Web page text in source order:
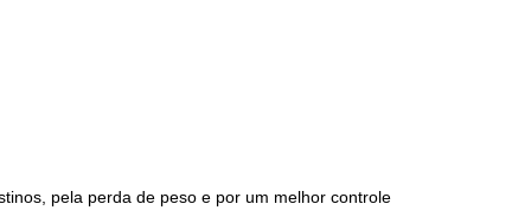
pela perda de peso e por um melhor controle